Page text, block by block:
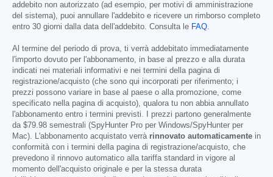
addebito non autorizzato (ad esempio, per motivi di amministrazione
del sistema), puoi annullare l'addebito e ricevere un rimborso completo
entro 30 giorni dalla data dell'addebito. Consulta le FAQ.
Al termine del periodo di prova, ti verrà addebitato immediatamente
l'importo dovuto per l'abbonamento, in base al prezzo e alla durata
indicati nei materiali informativi e nei termini della pagina di
registrazione/acquisto (che sono qui incorporati per riferimento; i
prezzi possono variare in base al paese o alla promozione, come
specificato nella pagina di acquisto), qualora tu non abbia annullato
l'abbonamento entro i termini previsti. I prezzi partono generalmente
da $79.98 semestrali (SpyHunter Pro per Windows/SpyHunter per
Mac). L'abbonamento acquistato verrà rinnovato automaticamente in
conformità con i termini della pagina di registrazione/acquisto, che
prevedono il rinnovo automatico alla tariffa standard in vigore al
momento dell'acquisto originale e per la stessa durata